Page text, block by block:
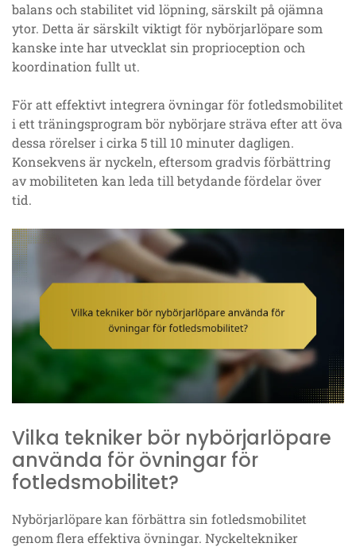
balans och stabilitet vid löpning, särskilt på ojämna
ytor. Detta är särskilt viktigt för nybörjarlöpare som
kanske inte har utvecklat sin proprioception och
koordination fullt ut.
För att effektivt integrera övningar för fotledsmobilitet
i ett träningsprogram bör nybörjare sträva efter att öva
dessa rörelser i cirka 5 till 10 minuter dagligen.
Konsekvens är nyckeln, eftersom gradvis förbättring
av mobiliteten kan leda till betydande fördelar över
tid.
Vilka tekniker bör nybörjarlöpare
använda för övningar för
fotledsmobilitet?
Nybörjarlöpare kan förbättra sin fotledsmobilitet
genom flera effektiva övningar. Nyckeltekniker